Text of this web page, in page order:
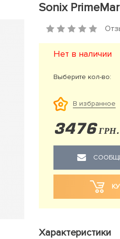
Sonix
Нет в наличии
Выберите кол-во:
В избранное
3476 ГРН.
Характеристики